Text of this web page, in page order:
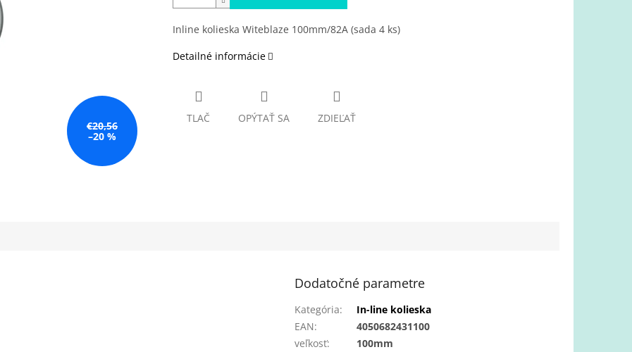
€20,56
–20 %
Inline kolieska Witeblaze 100mm/82A (sada 4 ks)
Detailné informácie
TLAČ OPÝTAŤ SA ZDIEĽAŤ
Dodatočné parametre
Kategória:
In-line kolieska
EAN:
4050682431100
veľkosť:
100mm